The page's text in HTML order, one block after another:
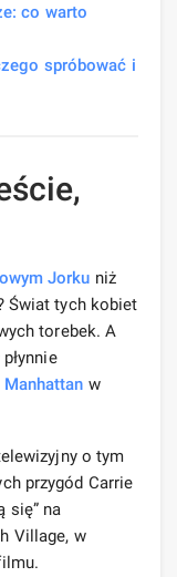
co warto
spróbować i
Jorku niż
Świat tych kobiet
torebek. A
Manhattan w
o tym
przygód Carrie
się” na
Village, w